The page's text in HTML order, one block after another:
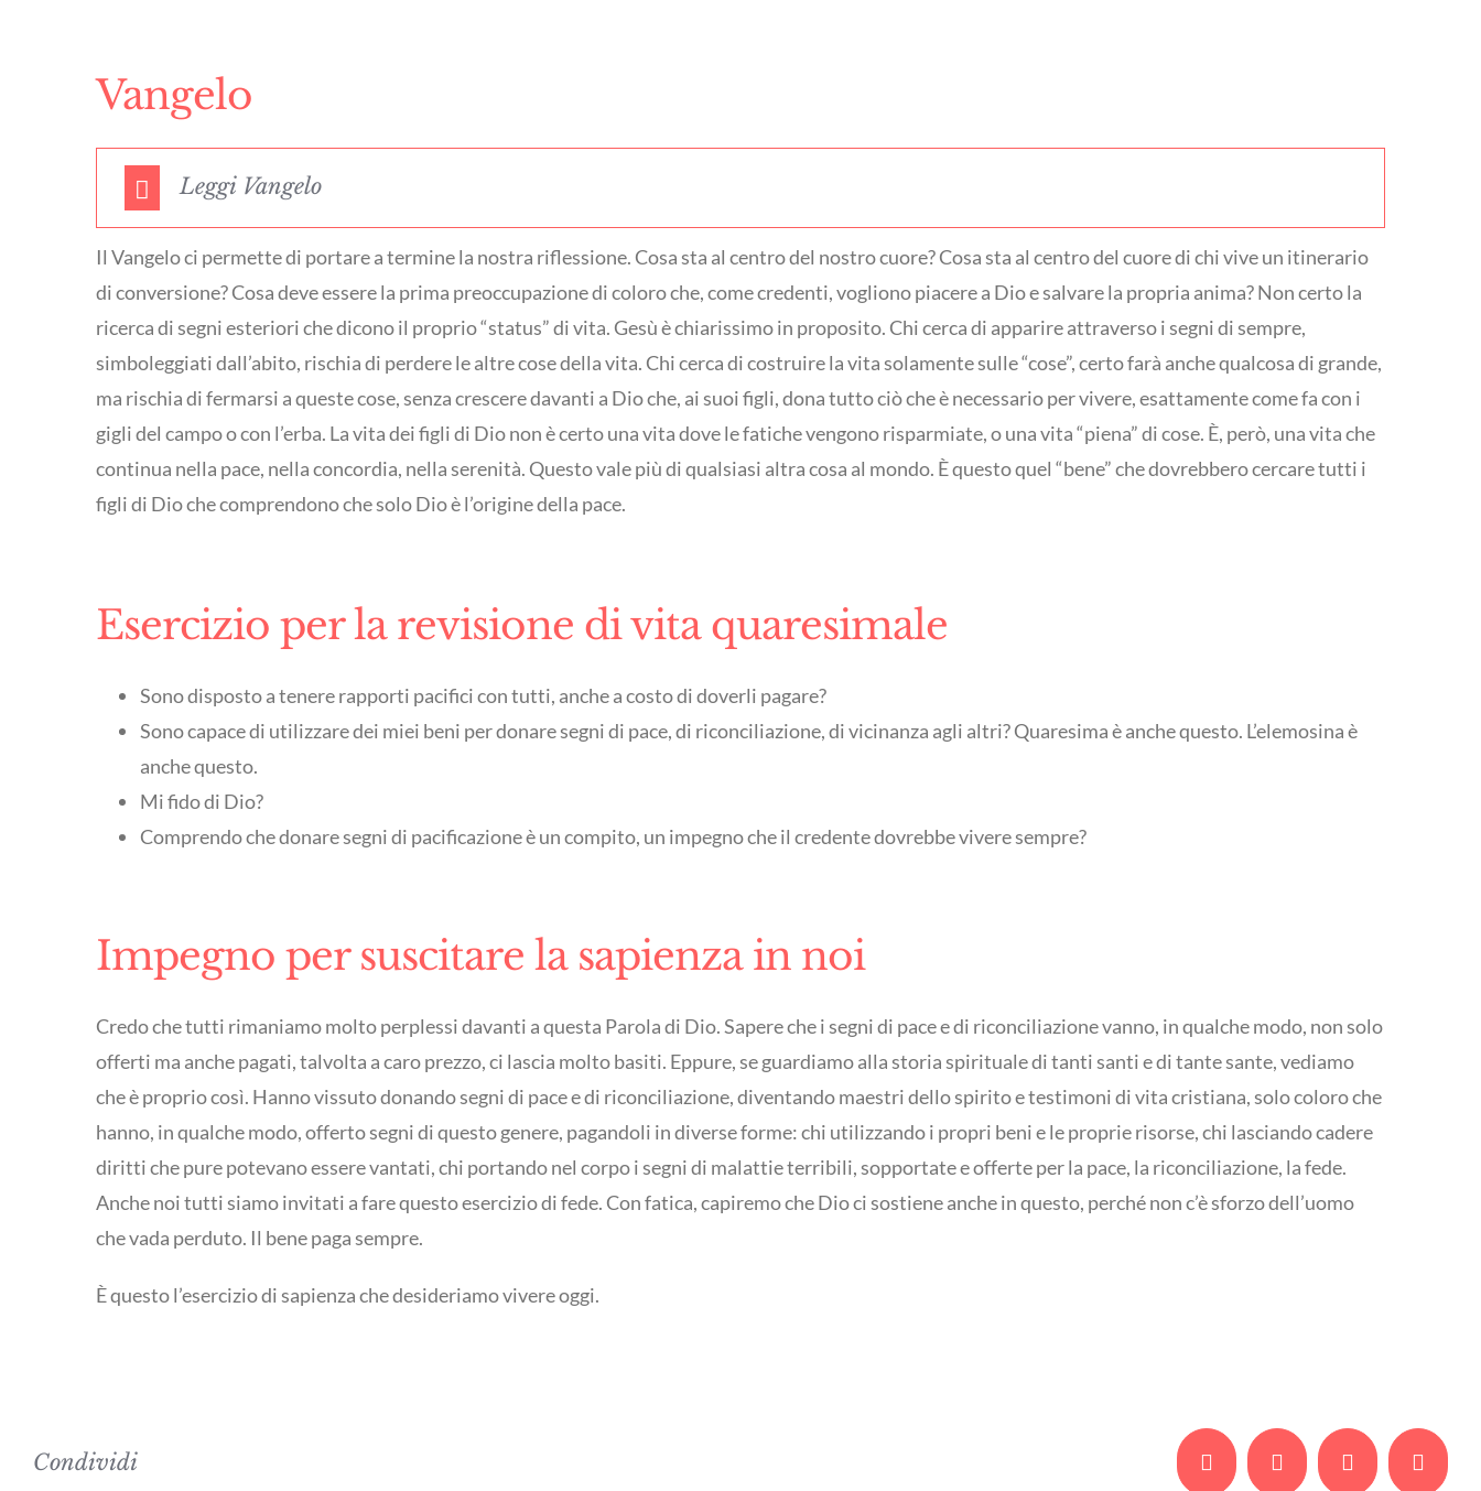
Vangelo
Leggi Vangelo
Il Vangelo ci permette di portare a termine la nostra riflessione. Cosa sta al centro del nostro cuore? Cosa sta al centro del cuore di chi vive un itinerario
di conversione? Cosa deve essere la prima preoccupazione di coloro che, come credenti, vogliono piacere a Dio e salvare la propria anima? Non certo la
ricerca di segni esteriori che dicono il proprio “status” di vita. Gesù è chiarissimo in proposito. Chi cerca di apparire attraverso i segni di sempre,
simboleggiati dall’abito, rischia di perdere le altre cose della vita. Chi cerca di costruire la vita solamente sulle “cose”, certo farà anche qualcosa di grande,
ma rischia di fermarsi a queste cose, senza crescere davanti a Dio che, ai suoi figli, dona tutto ciò che è necessario per vivere, esattamente come fa con i
gigli del campo o con l’erba. La vita dei figli di Dio non è certo una vita dove le fatiche vengono risparmiate, o una vita “piena” di cose. È, però, una vita che
continua nella pace, nella concordia, nella serenità. Questo vale più di qualsiasi altra cosa al mondo. È questo quel “bene” che dovrebbero cercare tutti i
figli di Dio che comprendono che solo Dio è l’origine della pace.
Esercizio per la revisione di vita quaresimale
Sono disposto a tenere rapporti pacifici con tutti, anche a costo di doverli pagare?
Sono capace di utilizzare dei miei beni per donare segni di pace, di riconciliazione, di vicinanza agli altri? Quaresima è anche questo. L’elemosina è
anche questo.
Mi fido di Dio?
Comprendo che donare segni di pacificazione è un compito, un impegno che il credente dovrebbe vivere sempre?
Impegno per suscitare la sapienza in noi
Credo che tutti rimaniamo molto perplessi davanti a questa Parola di Dio. Sapere che i segni di pace e di riconciliazione vanno, in qualche modo, non solo
offerti ma anche pagati, talvolta a caro prezzo, ci lascia molto basiti. Eppure, se guardiamo alla storia spirituale di tanti santi e di tante sante, vediamo
che è proprio così. Hanno vissuto donando segni di pace e di riconciliazione, diventando maestri dello spirito e testimoni di vita cristiana, solo coloro che
hanno, in qualche modo, offerto segni di questo genere, pagandoli in diverse forme: chi utilizzando i propri beni e le proprie risorse, chi lasciando cadere
diritti che pure potevano essere vantati, chi portando nel corpo i segni di malattie terribili, sopportate e offerte per la pace, la riconciliazione, la fede.
Anche noi tutti siamo invitati a fare questo esercizio di fede. Con fatica, capiremo che Dio ci sostiene anche in questo, perché non c’è sforzo dell’uomo
che vada perduto. Il bene paga sempre.
È questo l’esercizio di sapienza che desideriamo vivere oggi.
Condividi Facebook Twitter Whatsapp Email